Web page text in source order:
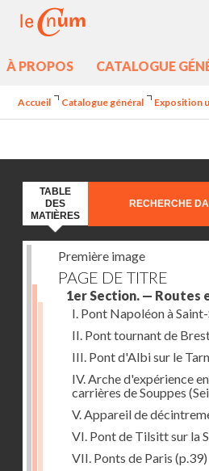
À PROPOS CATALOGUE
Accueil Catalogue général Exposition
TABLE
DES
MATIÈRES
RECHERCHE
Première image
PAGE DE TITRE
1er Section. — Routes
I. Pont Napoléon à
II. Pont tournant de
III. Pont d'Albi sur le Tarn
IV. Arche d'expérience
carrières de Souppes
V. Appareil de
VI. Pont de Tilsitt sur la
VII. Ponts de Paris (p.39)